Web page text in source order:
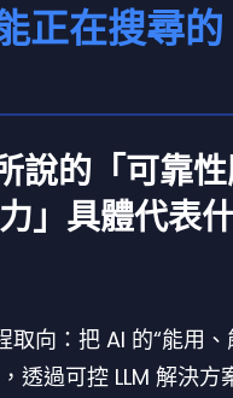
正在搜尋
的「可靠
」具體代表
取向：把 AI 的“能用、
透過可控 LLM 解決方